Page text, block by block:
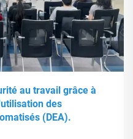
au travail grâce à
des
(DEA).